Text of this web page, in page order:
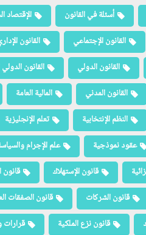
أسئلة في القانون الإقتصاد
القانون الإجتماعي القانون
القانون الدولي القانون
القانون المدني المالية العامة
النظم الإنتخابية تعلم الإنجليزية
عقود نموذجية علم الإجرام
قانون الإستهلاك قانون
قانون الشركات قانون الصفقات
قانون نزع الملكية قرارات